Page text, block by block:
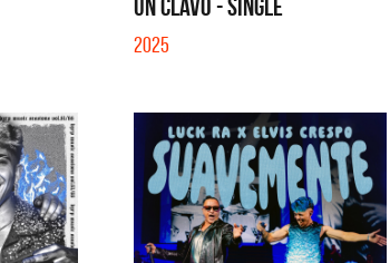
UN CLAVO - SINGLE
2025